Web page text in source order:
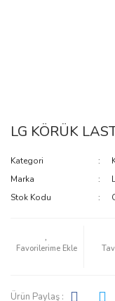
LG KÖRÜK
Kategori
Marka
Stok Kodu
Ürün Paylaş :